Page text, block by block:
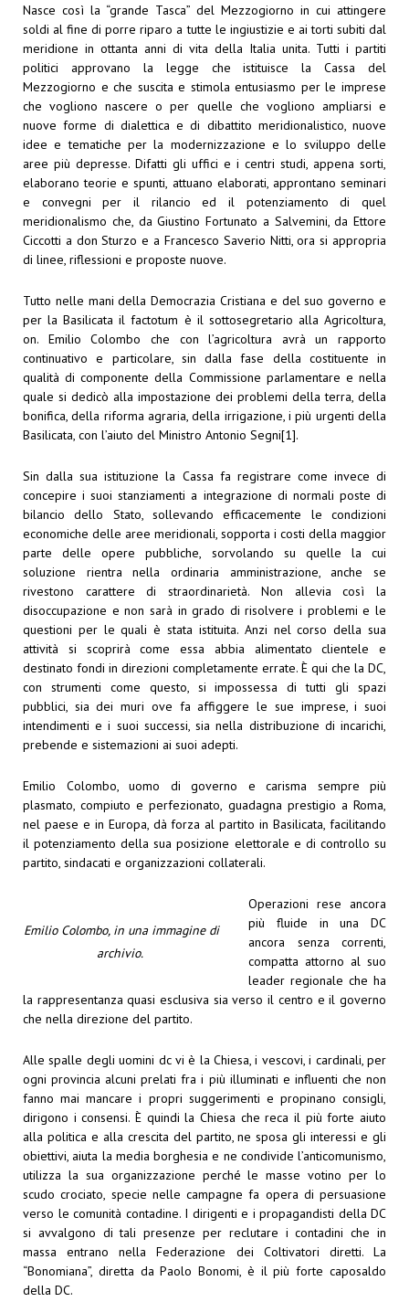
Nasce così la “grande Tasca” del Mezzogiorno in cui attingere
soldi al fine di porre riparo a tutte le ingiustizie e ai torti subiti dal
meridione in ottanta anni di vita della Italia unita. Tutti i partiti
politici approvano la legge che istituisce la Cassa del
Mezzogiorno e che suscita e stimola entusiasmo per le imprese
che vogliono nascere o per quelle che vogliono ampliarsi e
nuove forme di dialettica e di dibattito meridionalistico, nuove
idee e tematiche per la modernizzazione e lo sviluppo delle
aree più depresse. Difatti gli uffici e i centri studi, appena sorti,
elaborano teorie e spunti, attuano elaborati, approntano seminari
e convegni per il rilancio ed il potenziamento di quel
meridionalismo che, da Giustino Fortunato a Salvemini, da Ettore
Ciccotti a don Sturzo e a Francesco Saverio Nitti, ora si appropria
di linee, riflessioni e proposte nuove.
Tutto nelle mani della Democrazia Cristiana e del suo governo e
per la Basilicata il factotum è il sottosegretario alla Agricoltura,
on. Emilio Colombo che con l’agricoltura avrà un rapporto
continuativo e particolare, sin dalla fase della costituente in
qualità di componente della Commissione parlamentare e nella
quale si dedicò alla impostazione dei problemi della terra, della
bonifica, della riforma agraria, della irrigazione, i più urgenti della
Basilicata, con l’aiuto del Ministro Antonio Segni[1].
Sin dalla sua istituzione la Cassa fa registrare come invece di
concepire i suoi stanziamenti a integrazione di normali poste di
bilancio dello Stato, sollevando efficacemente le condizioni
economiche delle aree meridionali, sopporta i costi della maggior
parte delle opere pubbliche, sorvolando su quelle la cui
soluzione rientra nella ordinaria amministrazione, anche se
rivestono carattere di straordinarietà. Non allevia così la
disoccupazione e non sarà in grado di risolvere i problemi e le
questioni per le quali è stata istituita. Anzi nel corso della sua
attività si scoprirà come essa abbia alimentato clientele e
destinato fondi in direzioni completamente errate. È qui che la DC,
con strumenti come questo, si impossessa di tutti gli spazi
pubblici, sia dei muri ove fa affiggere le sue imprese, i suoi
intendimenti e i suoi successi, sia nella distribuzione di incarichi,
prebende e sistemazioni ai suoi adepti.
Emilio Colombo, uomo di governo e carisma sempre più
plasmato, compiuto e perfezionato, guadagna prestigio a Roma,
nel paese e in Europa, dà forza al partito in Basilicata, facilitando
il potenziamento della sua posizione elettorale e di controllo su
partito, sindacati e organizzazioni collaterali.
Emilio Colombo, in una immagine di
archivio.
Operazioni rese ancora
più fluide in una DC
ancora senza correnti,
compatta attorno al suo
leader regionale che ha
la rappresentanza quasi esclusiva sia verso il centro e il governo
che nella direzione del partito.
Alle spalle degli uomini dc vi è la Chiesa, i vescovi, i cardinali, per
ogni provincia alcuni prelati fra i più illuminati e influenti che non
fanno mai mancare i propri suggerimenti e propinano consigli,
dirigono i consensi. È quindi la Chiesa che reca il più forte aiuto
alla politica e alla crescita del partito, ne sposa gli interessi e gli
obiettivi, aiuta la media borghesia e ne condivide l’anticomunismo,
utilizza la sua organizzazione perché le masse votino per lo
scudo crociato, specie nelle campagne fa opera di persuasione
verso le comunità contadine. I dirigenti e i propagandisti della DC
si avvalgono di tali presenze per reclutare i contadini che in
massa entrano nella Federazione dei Coltivatori diretti. La
“Bonomiana”, diretta da Paolo Bonomi, è il più forte caposaldo
della DC.